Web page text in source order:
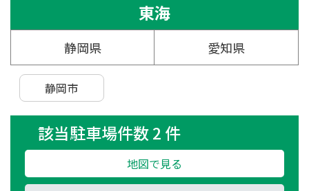
東海
静岡県 愛知県
静岡市
該当駐車場件数 2 件
地図で見る